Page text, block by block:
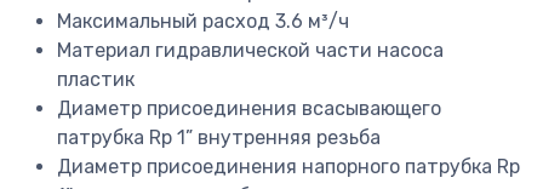
Максимальный расход 3.6 м³/ч
Материал гидравлической части насоса
пластик
Диаметр присоединения всасывающего
патрубка Rp 1” внутренняя резьба
Диаметр присоединения напорного патрубка Rp